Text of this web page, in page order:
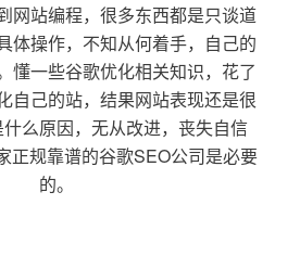
网站编程，很多东西都是只谈道
体操作，不知从何着手，自己的
懂一些谷歌优化相关知识，花了
自己的站，结果网站表现还是很
么原因，无从改进，丧失自信
正规靠谱的谷歌SEO公司是必要
的。